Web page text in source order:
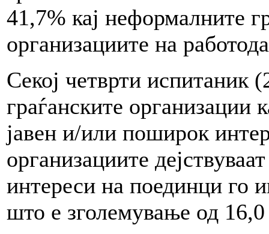
41,7% кај неформалните
организациите на
Секој четврти испитаник
граѓанските организации
јавен и/или поширок
организациите
интереси на поединци го
што е зголемување од